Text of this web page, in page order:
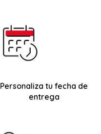
Personaliza tu fecha de
entrega